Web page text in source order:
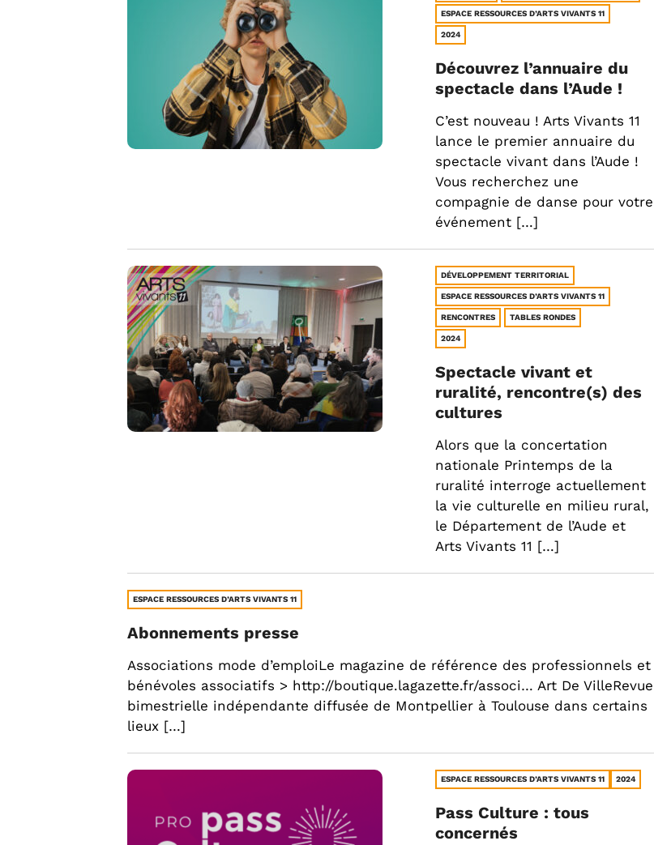
ESPACE RESSOURCES D’ARTS VIVANTS 11
2024
Découvrez l’annuaire du
spectacle dans l’Aude !
C’est nouveau ! Arts Vivants 11
lance le premier annuaire du
spectacle vivant dans l’Aude !
Vous recherchez une
compagnie de danse pour votre
événement […]
DÉVELOPPEMENT TERRITORIAL
ESPACE RESSOURCES D’ARTS VIVANTS 11
RENCONTRES TABLES RONDES
2024
Spectacle vivant et
ruralité, rencontre(s) des
cultures
Alors que la concertation
nationale Printemps de la
ruralité interroge actuellement
la vie culturelle en milieu rural,
le Département de l’Aude et
Arts Vivants 11 […]
ESPACE RESSOURCES D’ARTS VIVANTS 11
Abonnements presse
Associations mode d’emploiLe magazine de référence des professionnels et
bénévoles associatifs > http://boutique.lagazette.fr/associ… Art De VilleRevue
bimestrielle indépendante diffusée de Montpellier à Toulouse dans certains
lieux […]
ESPACE RESSOURCES D’ARTS VIVANTS 11 2024
Pass Culture : tous
concernés